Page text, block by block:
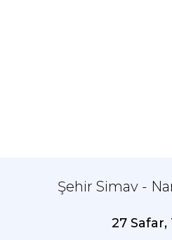
Şehir Simav -
27 Safar,